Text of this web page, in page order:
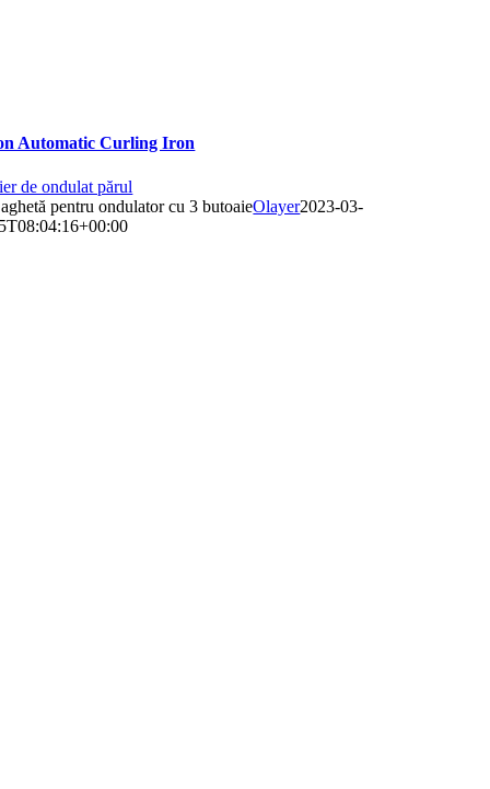
Automatic Curling Iron
de ondulat părul
pentru ondulator cu 3 butoaieOlayer2023-03-